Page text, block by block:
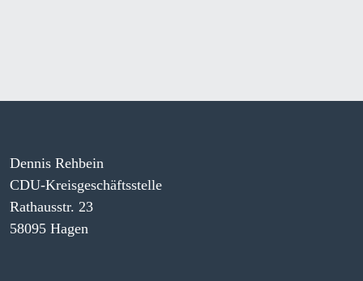
Dennis Rehbein
CDU-Kreisgeschäftsstelle
Rathausstr. 23
58095 Hagen